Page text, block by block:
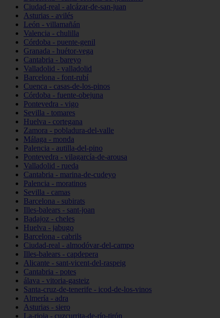
Ciudad-real - alcázar-de-san-juan
Asturias - avilés
León - villamañán
Valencia - chulilla
Córdoba - puente-genil
Granada - huétor-vega
Cantabria - bareyo
Valladolid - valladolid
Barcelona - font-rubí
Cuenca - casas-de-los-pinos
Córdoba - fuente-obejuna
Pontevedra - vigo
Sevilla - tomares
Huelva - cortegana
Zamora - pobladura-del-valle
Málaga - monda
Palencia - autilla-del-pino
Pontevedra - vilagarcía-de-arousa
Valladolid - rueda
Cantabria - marina-de-cudeyo
Palencia - moratinos
Sevilla - camas
Barcelona - subirats
Illes-balears - sant-joan
Badajoz - cheles
Huelva - jabugo
Barcelona - cabrils
Ciudad-real - almodóvar-del-campo
Illes-balears - capdepera
Alicante - sant-vicent-del-raspeig
Cantabria - potes
álava - vitoria-gasteiz
Santa-cruz-de-tenerife - icod-de-los-vinos
Almería - adra
Asturias - siero
La-rioja - cuzcurrita-de-río-tirón